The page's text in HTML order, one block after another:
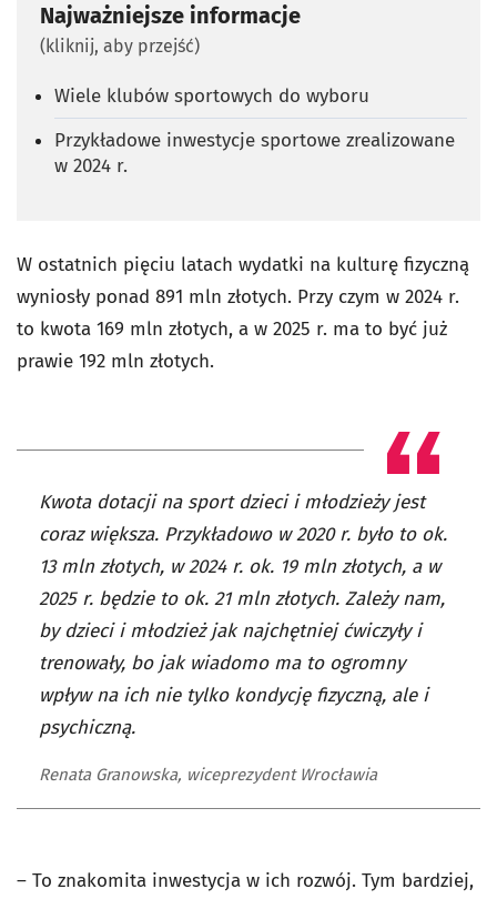
Najważniejsze informacje
(kliknij, aby przejść)
Wiele klubów sportowych do wyboru
Przykładowe inwestycje sportowe zrealizowane
w 2024 r.
W ostatnich pięciu latach wydatki na kulturę fizyczną
wyniosły ponad 891 mln złotych. Przy czym w 2024 r.
to kwota 169 mln złotych, a w 2025 r. ma to być już
prawie 192 mln złotych.
Kwota dotacji na sport dzieci i młodzieży jest
coraz większa. Przykładowo w 2020 r. było to ok.
13 mln złotych, w 2024 r. ok. 19 mln złotych, a w
2025 r. będzie to ok. 21 mln złotych. Zależy nam,
by dzieci i młodzież jak najchętniej ćwiczyły i
trenowały, bo jak wiadomo ma to ogromny
wpływ na ich nie tylko kondycję fizyczną, ale i
psychiczną.
Renata Granowska, wiceprezydent Wrocławia
– To znakomita inwestycja w ich rozwój. Tym bardziej,